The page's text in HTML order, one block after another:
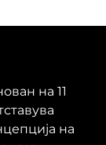
на 11
на